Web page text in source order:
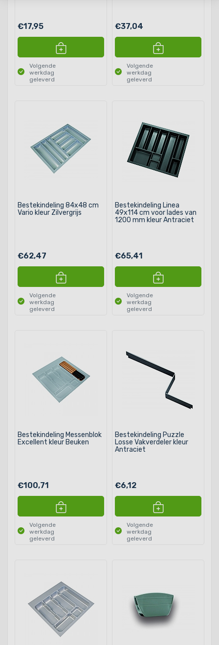
€17,95
Volgende
werkdag
geleverd
€37,04
Volgende
werkdag
geleverd
Bestekindeling 84x48 cm
Vario kleur Zilvergrijs
€62,47
Volgende
werkdag
geleverd
Bestekindeling Linea
49x114 cm voor lades van
1200 mm kleur Antraciet
€65,41
Volgende
werkdag
geleverd
Bestekindeling Messenblok
Excellent kleur Beuken
€100,71
Volgende
werkdag
geleverd
Bestekindeling Puzzle
Losse Vakverdeler kleur
Antraciet
€6,12
Volgende
werkdag
geleverd